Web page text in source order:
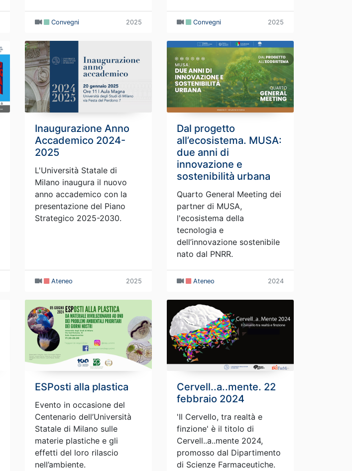
Convegni 2025 Convegni 2025
Inaugurazione Anno
Accademico 2024-
2025
L'Università Statale di
Milano inaugura il nuovo
anno accademico con la
presentazione del Piano
Strategico 2025-2030.
Ateneo 2025
Dal progetto
all’ecosistema. MUSA:
due anni di
innovazione e
sostenibilità urbana
Quarto General Meeting dei
partner di MUSA,
l'ecosistema della
tecnologia e
dell’innovazione sostenibile
nato dal PNRR.
Ateneo 2024
ESPosti alla plastica
Evento in occasione del
Centenario dell’Università
Statale di Milano sulle
materie plastiche e gli
effetti del loro rilascio
nell’ambiente.
Cervell..a..mente. 22
febbraio 2024
'Il Cervello, tra realtà e
finzione' è il titolo di
Cervell..a..mente 2024,
promosso dal Dipartimento
di Scienze Farmaceutiche.